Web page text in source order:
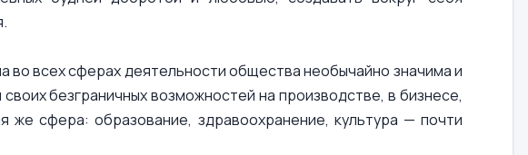
во всех сферах деятельности общества необычайно значима и
безграничных возможностей на производстве, в бизнесе,
же сфера: образование, здравоохранение, культура — почти